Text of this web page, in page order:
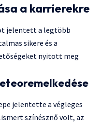
a karrierekre
jelentett a legtöbb
sikere és a
nyitott meg
jelentette a végleges
színésznő volt, az